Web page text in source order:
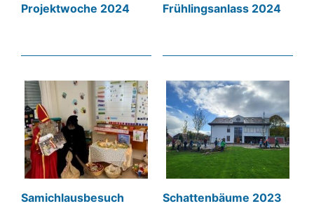
Projektwoche 2024 Frühlingsanlass 2024
Samichlausbesuch
Schattenbäume 2023